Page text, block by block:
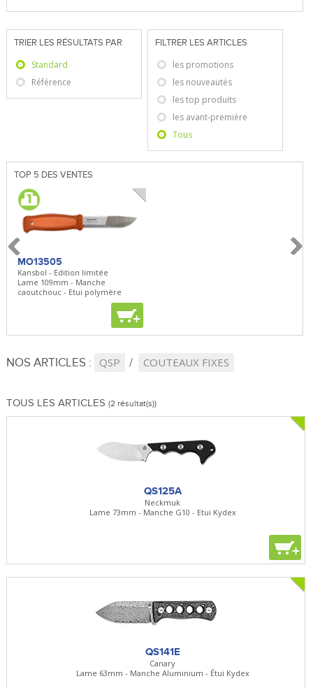
TRIER LES RÉSULTATS PAR
Standard
Référence
FILTRER LES ARTICLES
les promotions
les nouveautés
les top produits
les avant-première
Tous
TOP 5 DES VENTES
MO13505
Kansbol - Edition limitée
Lame 109mm - Manche
caoutchouc - Etui polymère
+
NOS ARTICLES : QSP COUTEAUX FIXES
TOUS LES ARTICLES (2 résultat(s))
QS125A
Neckmuk
Lame 73mm - Manche G10 - Etui Kydex
+
QS141E
Canary
Lame 63mm - Manche Aluminium - Étui Kydex